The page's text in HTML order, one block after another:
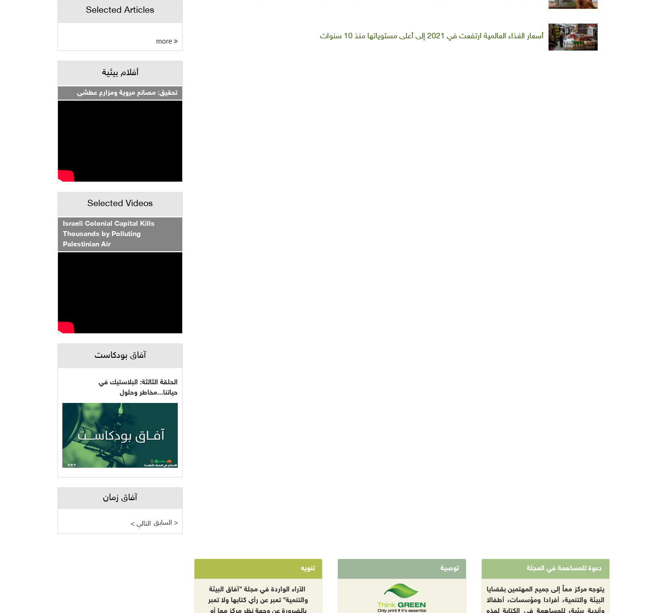
أسعار الغذاء العالمية ارتفعت في 2021 إلى أعلى مستوياتها منذ 10 سنوات
Selected Articles
أفلام بيئية
تحقيق: مصانع مروية ومزارع عطشى
Selected Videos
Israeli Colonial Capital Kills
Thousands by Polluting
Palestinian Air
آفاق بودكاست
الحلقة الثالثة: البلاستيك في
حياتنا...مخاطر وحلول
آفاق زمان
< التالي السابق >
دعوة للمساهمة في المجلة
يتوجه مركز معاً إلى جميع المهتمين بقضايا
البيئة والتنمية، أفرادا ومؤسسات، أطفالا
وأندية بيئية، للمساهمة في الكتابة لهذه
توصية تنويه
الآراء الواردة في مجلة "آفاق البيئة
والتنمية" تعبر عن رأي كتابها ولا تعبر
بالضرورة عن وجهة نظر مركز معا أو